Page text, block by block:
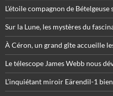
L’étoile compagnon de
Sur la Lune, les mystères du
À Céron, un grand gîte accueille
Le télescope James Webb nous
L’inquiétant miroir Eärendil-1